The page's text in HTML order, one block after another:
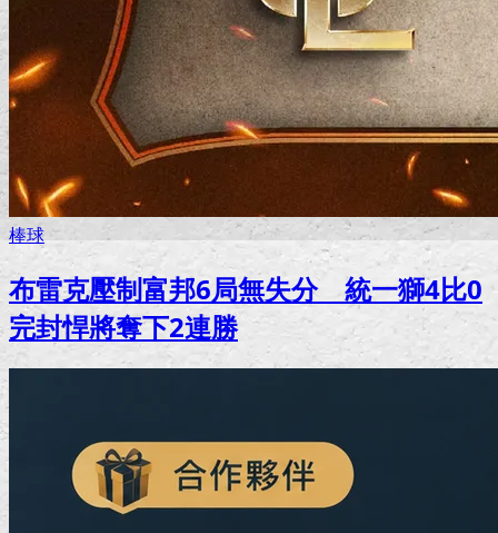
棒球
布雷克壓制富邦6局無失分 統一獅4比0
完封悍將奪下2連勝